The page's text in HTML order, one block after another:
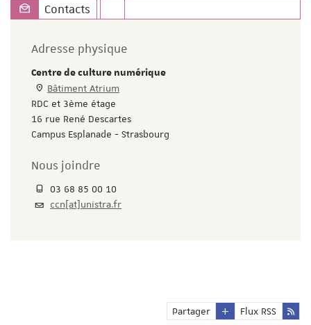
Contacts
Adresse physique
Centre de culture numérique
Bâtiment Atrium
RDC et 3ème étage
16 rue René Descartes
Campus Esplanade - Strasbourg
Nous joindre
03 68 85 00 10
ccn[at]unistra.fr
Partager Flux RSS